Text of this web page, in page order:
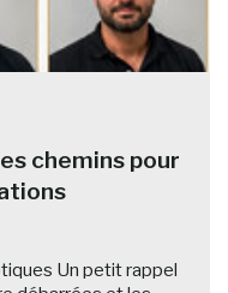
chemins pour
Un petit rappel